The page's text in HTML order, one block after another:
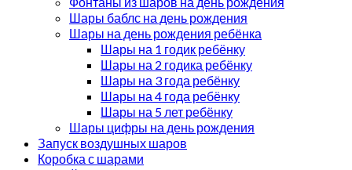
Шары баблс на день рождения
Шары на день рождения ребёнка
Шары на 1 годик ребёнку
Шары на 2 годика ребёнку
Шары на 3 года ребёнку
Шары на 4 года ребёнку
Шары на 5 лет ребёнку
Шары цифры на день рождения
Запуск воздушных шаров
Коробка с шарами